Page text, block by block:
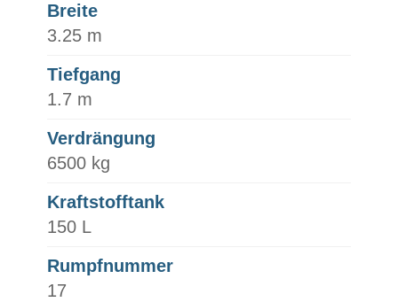
Breite
3.25 m
Tiefgang
1.7 m
Verdrängung
6500 kg
Kraftstofftank
150 L
Rumpfnummer
17